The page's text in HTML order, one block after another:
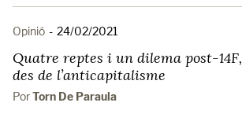
Opinió - 24/02/2021
Quatre reptes i un dilema post-14F,
des de l’anticapitalisme
PorTorn De Paraula